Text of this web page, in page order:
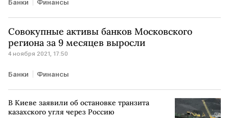
Банки Финансы
Совокупные активы банков Московского
региона за 9 месяцев выросли
4 ноября 2021, 17:50
Банки Финансы
В Киеве заявили об остановке транзита
казахского угля через Россию